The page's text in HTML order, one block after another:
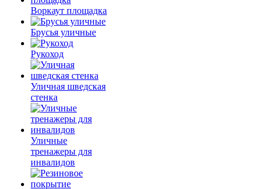
Воркаут площадка
Брусья уличные
Рукоход
Уличная шведская
стенка
Уличные
тренажеры для
инвалидов